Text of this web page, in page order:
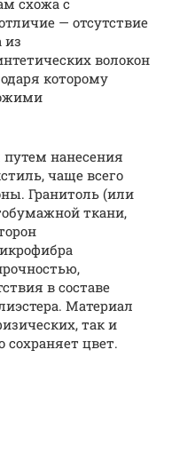
— отсутствие
из
волокон
которому
путем нанесения
чаще всего
Гранитоль (или
ткани,
в составе
Материал
так и
сохраняет цвет.